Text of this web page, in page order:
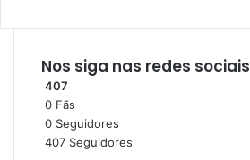
Nos siga nas redes sociais
407
0 Fãs
0 Seguidores
407 Seguidores